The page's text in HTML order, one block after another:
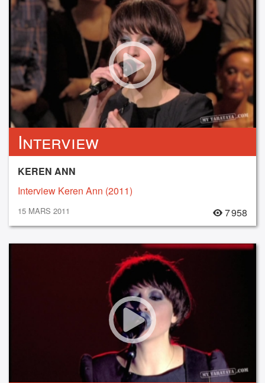
Interview
KEREN ANN
Interview Keren Ann (2011)
15 MARS 2011 7 958